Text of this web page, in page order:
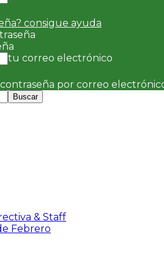
consigue ayuda
tu correo electrónico
por correo
& Staff
Febrero